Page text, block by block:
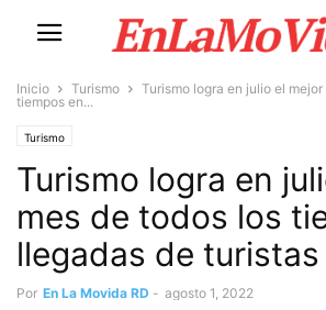
Inicio Turismo
Turismo logra en julio el
tiempos en...
Turismo
Turismo logra en
mes de todos los
llegadas de turistas
Por En La Movida RD - agosto 1, 2022